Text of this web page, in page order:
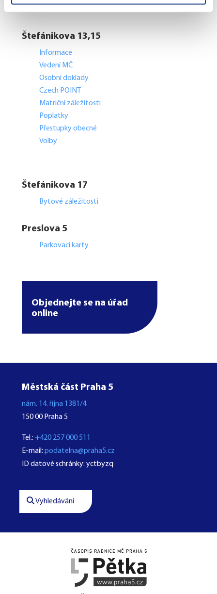
Přestupky dopravní - správní řízení
Štefánikova 13,15
Informace
Vedení MČ
Osobní doklady
Czech POINT
Matriční záležitosti
Poplatky
Přestupky obecné
Volby
Štefánikova 17
Bytové záležitosti
Preslova 5
Parkovací karty
Objednejte se na úřad
online
Městská část Praha 5
nám. 14. října 1381/4
150 00 Praha 5
Tel.: +420 257 000 511
E-mail: podatelna@praha5.cz
ID datové schránky: yctbyzq
Vyhledávání
 